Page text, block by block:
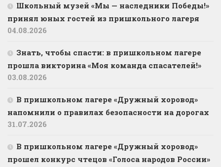
Школьный музей «Мы — наследники Победы!»
принял юных гостей из пришкольного лагеря
04.08.2026
Знать, чтобы спасти: в пришкольном лагере
прошла викторина «Моя команда спасателей!»
03.08.2026
В пришкольном лагере «Дружный хоровод»
напомнили о правилах безопасности на дорогах
31.07.2026
В пришкольном лагере «Дружный хоровод»
прошел конкурс чтецов «Голоса народов России»